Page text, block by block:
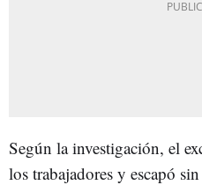
Según la investigación, el
los trabajadores y escapó